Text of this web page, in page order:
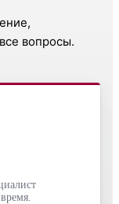
вопросы.